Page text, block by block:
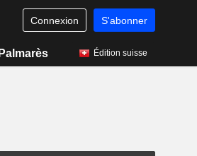
Connexion S'abonner
Palmarès Édition suisse